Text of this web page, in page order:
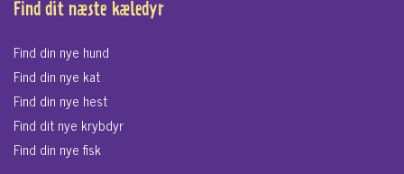
Find dit næste kæledyr
Find din nye hund
Find din nye kat
Find din nye hest
Find dit nye krybdyr
Find din nye fisk